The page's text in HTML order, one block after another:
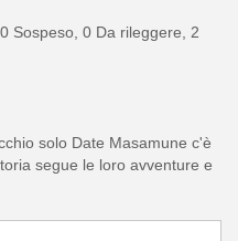
Sospeso, 0 Da rileggere, 2
solo Date Masamune c'è
segue le loro avventure e